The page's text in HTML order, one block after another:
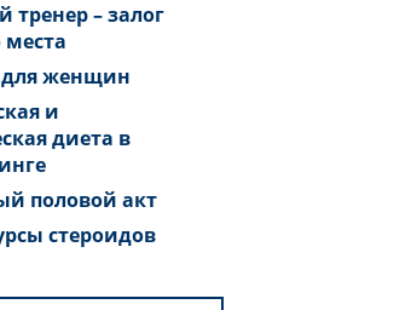
тренер – залог
места
женщин
и
диета в
половой акт
стероидов